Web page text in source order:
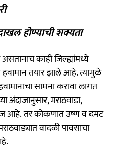
होण्याची शक्यता
काही जिल्ह्यांमध्ये
हवामान तयार झाले आहे. त्यामुळे
सामना करावा लागत
अंदाजानुसार, मराठवाडा,
आहे. तर कोकणात उष्ण व दमट
वादळी पावसाचा